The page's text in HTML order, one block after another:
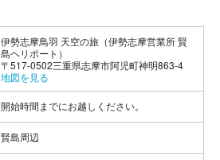
伊勢志摩鳥羽 天空の旅（伊勢志摩営業所 賢
島ヘリポート）
〒517-0502三重県志摩市阿児町神明863-4
地図を見る
開始時間までにお越しください。
賢島周辺